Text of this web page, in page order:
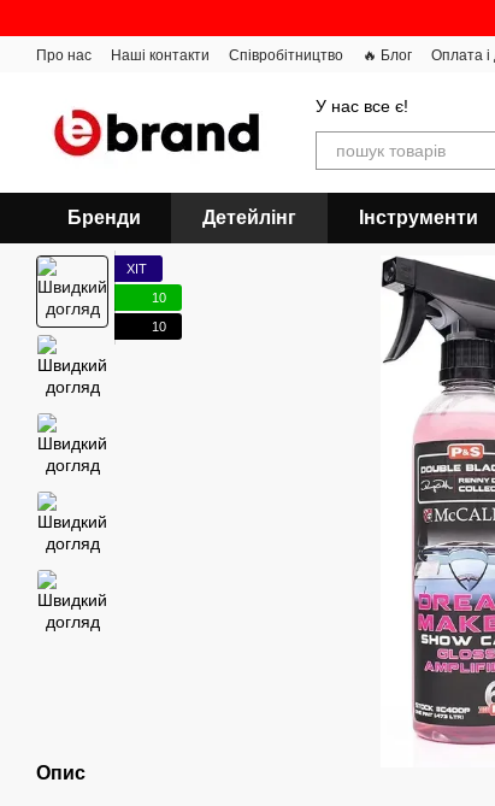
Про нас Наші контакти Співробітництво 🔥 Блог Оплата і
У нас все є!
Бренди Детейлінг Інструменти
ХІТ
10
10
Опис